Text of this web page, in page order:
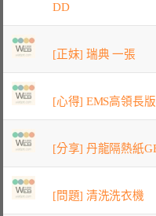
DD
[正妹] 瑞典 一張
[心得] EMS高領長
[分享] 丹龍隔熱紙
[問題] 清洗洗衣機